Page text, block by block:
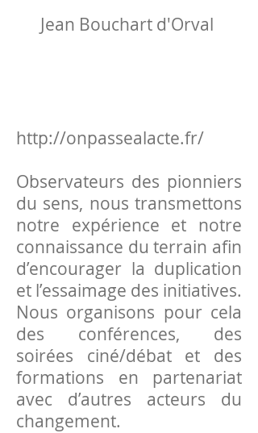
Jean Bouchart d'Orval
http://onpassealacte.fr/
Observateurs des pionniers
du sens, nous transmettons
notre expérience et notre
connaissance du terrain afin
d’encourager la duplication
et l’essaimage des initiatives.
Nous organisons pour cela
des conférences, des
soirées ciné/débat et des
formations en partenariat
avec d’autres acteurs du
changement.